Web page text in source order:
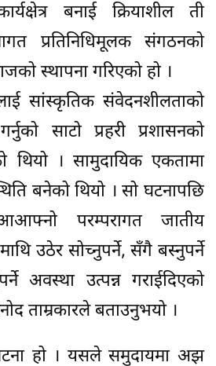
बनाई क्रियाशील ती
प्रतिनिधिमूलक संगठनको
स्थापना गरिएको हो ।
सांस्कृतिक संवेदनशीलताको
साटो प्रहरी प्रशासनको
थियो । सामुदायिक एकतामा
बनेको थियो । सो घटनापछि
परम्परागत जातीय
उठेर सोच्नुपर्ने, सँगै बस्नुपर्ने
अवस्था उत्पन्न गराईदिएको
ताम्रकारले बताउनुभयो ।
हो । यसले समुदायमा अझ